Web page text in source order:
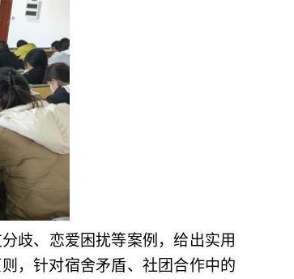
歧、恋爱困扰等案例，给出实用
，针对宿舍矛盾、社团合作中的